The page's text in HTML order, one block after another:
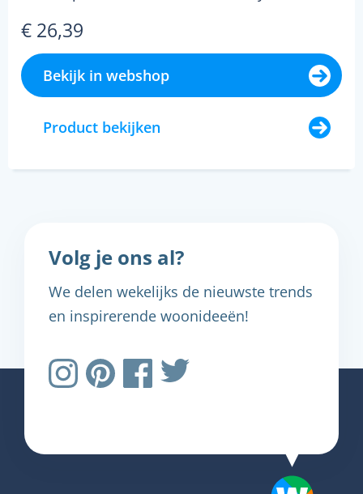
€ 26,39
Bekijk in webshop
Product bekijken
Volg je ons al?
We delen wekelijks de nieuwste trends
en inspirerende woonideeën!